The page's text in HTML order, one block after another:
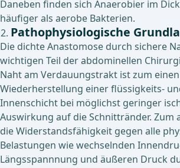
Daneben finden sich Anaerobier im
häufiger als aerobe Bakterien.
Pathophysiologische
Die dichte Anastomose durch sichere
wichtigen Teil der abdominellen
Naht am Verdauungstrakt ist zum
Wiederherstellung einer flüssigkeits-
Innenschicht bei möglichst geringer
Auswirkung auf die Schnittränder. Zum
die Widerstandsfähigkeit gegen alle
Belastungen wie wechselnden
Längsspannnung und äußeren Druck